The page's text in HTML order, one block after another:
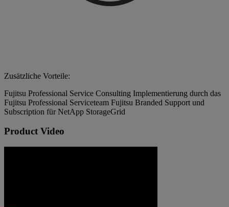
Zusätzliche Vorteile:
Fujitsu Professional Service Consulting Implementierung durch das
Fujitsu Professional Serviceteam Fujitsu Branded Support und
Subscription für NetApp StorageGrid
Product Video